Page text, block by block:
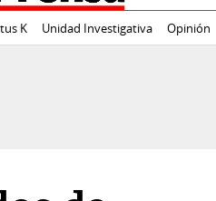
K Unidad Investigativa Opinión